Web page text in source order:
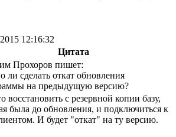
12:16:32
Цитата
Прохоров пишет:
ли сделать откат обновления
на предыдущую версию?
восстановить с резервной копии базу,
была до обновления, и подключиться к
И будет "откат" на ту версию.